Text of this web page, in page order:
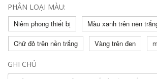
PHÂN LOẠI MÀU:
Niêm phong thiết bị
Màu xanh trên nền
Chữ đỏ trên nền trắng Vàng trên đen
GHI CHÚ